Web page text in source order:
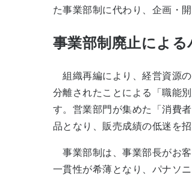
た事業部制に代わり、企画・
事業部制廃止によ
組織再編により、経営資源
分離されたことによる「職能
す。営業部門が集めた「消費
品となり、販売成績の低迷を招
事業部制は、事業部長がお
一貫性が希薄となり、パナソ